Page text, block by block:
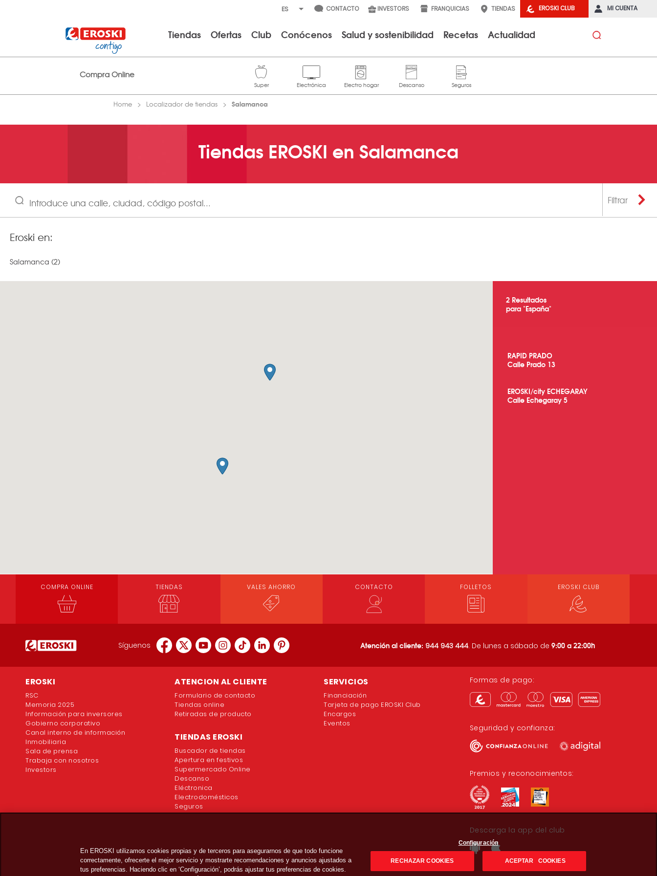
EROSKI CLUB MI CUENTA
CONTACTO INVESTORS FRANQUICIAS TIENDAS
Tiendas Ofertas Club Conócenos Salud y sostenibilidad Recetas Actualidad
Compra Online
Home Localizador de tiendas Salamanca
Tiendas EROSKI en Salamanca
Introduce una calle, ciudad, código postal...
Eroski en:
Salamanca (2)
2Resultados
para "España"
RAPID PRADO
Calle Prado 13
EROSKI/city ECHEGARAY
Calle Echegaray 5
COMPRA ONLINE TIENDAS VALES AHORRO CONTACTO FOLLETOS EROSKI CLUB
Síguenos Atención al cliente: 944 943 444. De lunes a sábado de 9:00 a 22:00h
EROSKI
RSC
Memoria 2025
Información para inversores
Gobierno corporativo
Canal interno de información
Inmobiliaria
Sala de prensa
Trabaja con nosotros
Investors
ATENCION AL CLIENTE
Formulario de contacto
Tiendas online
Retiradas de producto
TIENDAS EROSKI
Buscador de tiendas
Apertura en festivos
Supermercado Online
Descanso
Eléctronica
Electrodomésticos
Seguros
SERVICIOS
Financiación
Tarjeta de pago EROSKI Club
Encargos
Eventos
Formas de pago:
Seguridad y confianza:
Premios y reconocimientos:
Descarga la app del club
En EROSKI utilizamos cookies propias y de terceros para asegurarnos de que todo funcione
correctamente, ofrecerte el mejor servicio y mostrarte recomendaciones y anuncios ajustados a
tus preferencias. Haciendo clic en ‘Configuración’, podrás ajustar tus preferencias de cookies.
Configuración
RECHAZAR COOKIES ACEPTAR COOKIES